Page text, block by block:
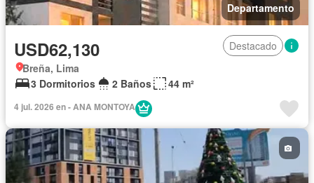
Departamento
USD62,130
Destacado
Breña, Lima
3 Dormitorios
2 Baños 44 m²
4 jul. 2026 en - ANA MONTOYA